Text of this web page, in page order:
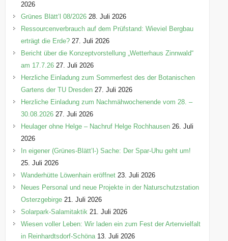
e
n
2026
Grünes Blätt’l 08/2026 28. Juli 2026
Ressourcenverbrauch auf dem Prüfstand: Wieviel Bergbau
erträgt die Erde? 27. Juli 2026
Bericht über die Konzeptvorstellung „Wetterhaus Zinnwald“
am 17.7.26 27. Juli 2026
Herzliche Einladung zum Sommerfest des der Botanischen
Gartens der TU Dresden 27. Juli 2026
Herzliche Einladung zum Nachmähwochenende vom 28. –
30.08.2026 27. Juli 2026
Heulager ohne Helge – Nachruf Helge Rochhausen 26. Juli
2026
In eigener (Grünes-Blätt’l-) Sache: Der Spar-Uhu geht um!
25. Juli 2026
Wanderhütte Löwenhain eröffnet 23. Juli 2026
Neues Personal und neue Projekte in der Naturschutzstation
Osterzgebirge 21. Juli 2026
Solarpark-Salamitaktik 21. Juli 2026
Wiesen voller Leben: Wir laden ein zum Fest der Artenvielfalt
in Reinhardtsdorf-Schöna 13. Juli 2026